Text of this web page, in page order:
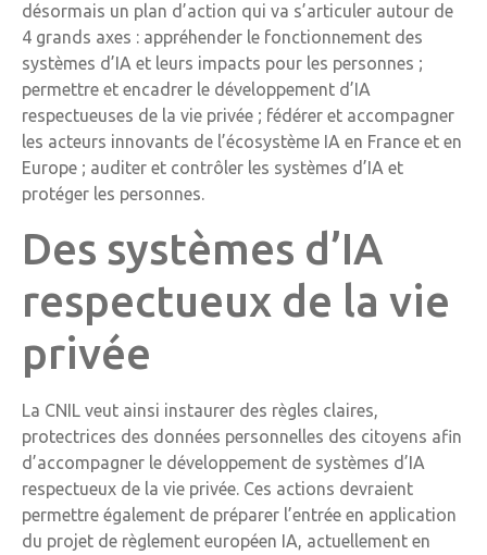
désormais un plan d’action qui va s’articuler autour de
4 grands axes : appréhender le fonctionnement des
systèmes d’IA et leurs impacts pour les personnes ;
permettre et encadrer le développement d’IA
respectueuses de la vie privée ; fédérer et accompagner
les acteurs innovants de l’écosystème IA en France et en
Europe ; auditer et contrôler les systèmes d’IA et
protéger les personnes.
Des systèmes d’IA
respectueux de la vie
privée
La CNIL veut ainsi instaurer des règles claires,
protectrices des données personnelles des citoyens afin
d’accompagner le développement de systèmes d’IA
respectueux de la vie privée. Ces actions devraient
permettre également de préparer l’entrée en application
du projet de règlement européen IA, actuellement en